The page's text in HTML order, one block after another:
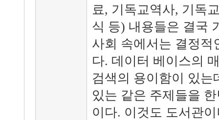
료, 기독교역사, 기독
식 등) 내용들은 결국
사회 속에서는 결정적
다. 데이터 베이스의
검색의 용이함이 있는
있는 같은 주제들을
이다. 이것도 도서관